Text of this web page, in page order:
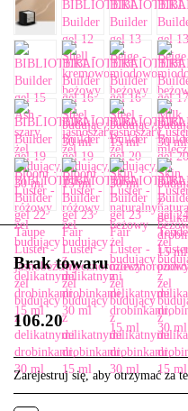
Brak towaru
106.20
Zarejestruj się, aby otrzymać za